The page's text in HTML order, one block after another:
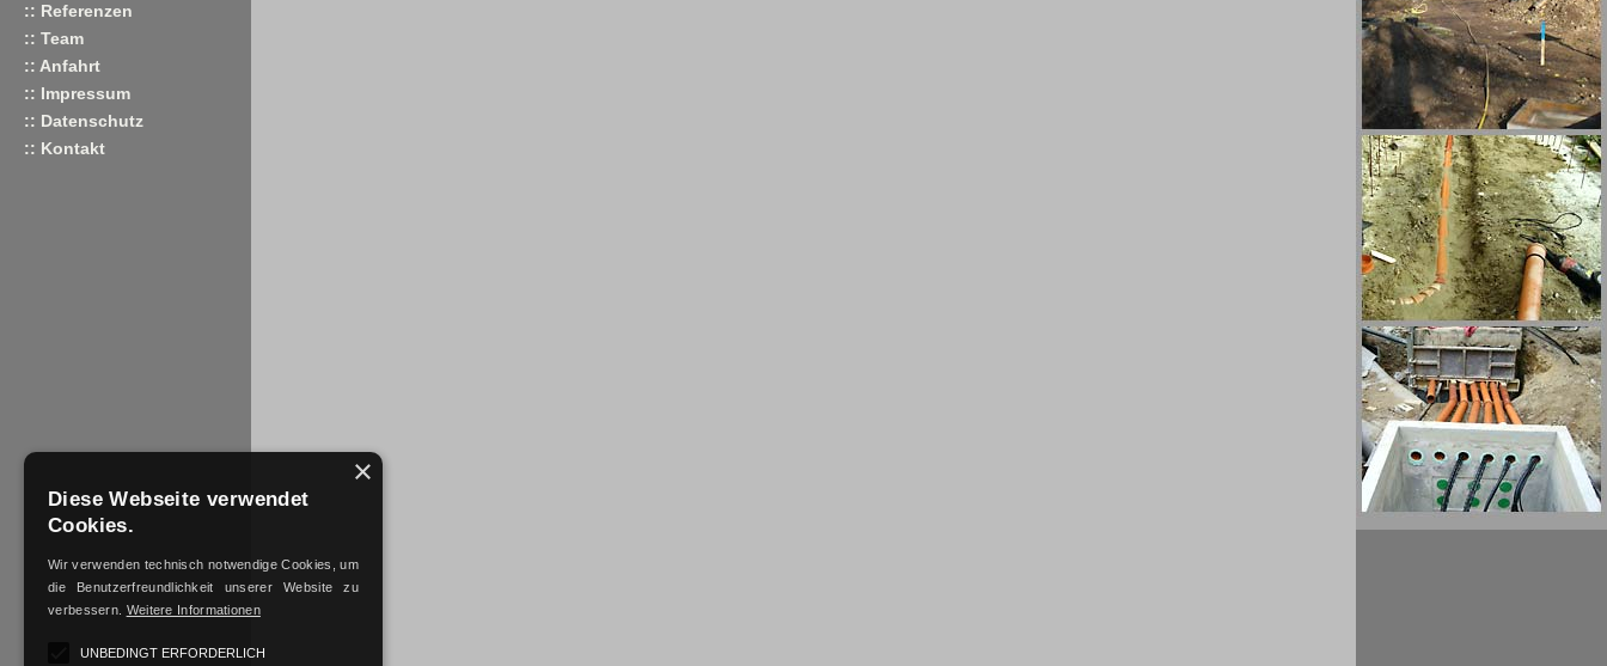
:: Referenzen
:: Team
:: Anfahrt
:: Impressum
:: Datenschutz
:: Kontakt
×
Diese Webseite verwendet
Cookies.
Wir verwenden technisch notwendige Cookies, um
die Benutzerfreundlichkeit unserer Website zu
verbessern. Weitere Informationen
UNBEDINGT ERFORDERLICH